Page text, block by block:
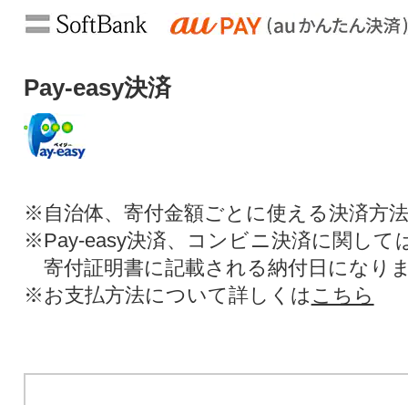
Pay-easy決済
※自治体、寄付金額ごとに使える決済方
※Pay-easy決済、コンビニ決済に関して
寄付証明書に記載される納付日になり
※お支払方法について詳しくは こちら